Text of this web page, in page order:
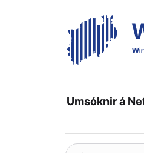
Umsóknir á